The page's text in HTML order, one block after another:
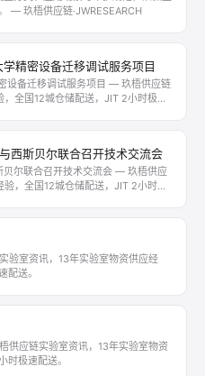
— 玖梧供应链·JWRESEARCH
精密设备迁移调试服务项目
设备迁移调试服务项目 — 玖梧供应链
全国12城仓储配送，JIT 2小时极速
西斯贝尔联合召开技术交流会
贝尔联合召开技术交流会 — 玖梧供应
，全国12城仓储配送，JIT 2小时极
验室资讯，13年实验室物资供应经
配送。
供应链实验室资讯，13年实验室物资
时极速配送。